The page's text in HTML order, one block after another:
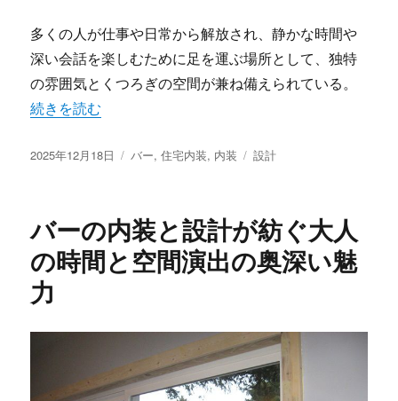
多くの人が仕事や日常から解放され、静かな時間や
深い会話を楽しむために足を運ぶ場所として、独特
の雰囲気とくつろぎの空間が兼ね備えられている。
“居心地と個性を紡ぐバー空間設計と内装のこだわりのす
続きを読む
投
2025年12月18日
カ
ー
バー,住宅内装, 内装
タ
設計
バーの内装と設計が紡ぐ大人
の時間と空間演出の奥深い魅
力